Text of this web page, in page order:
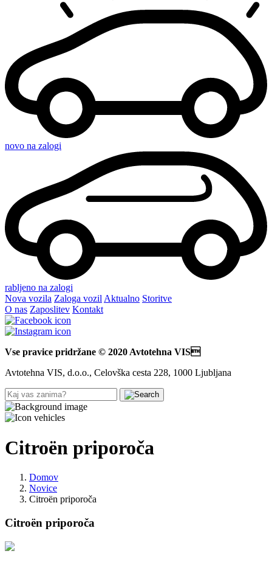
novo na zalogi
rabljeno na zalogi
Nova vozila Zaloga vozilAktualno Storitve
O nas Zaposlitev Kontakt
Vse pravice pridržane © 2020 Avtotehna VIS
Avtotehna VIS, d.o.o., Celovška cesta 228, 1000 Ljubljana
Citroën priporoča
Domov
Novice
Citroën priporoča
Citroën priporoča